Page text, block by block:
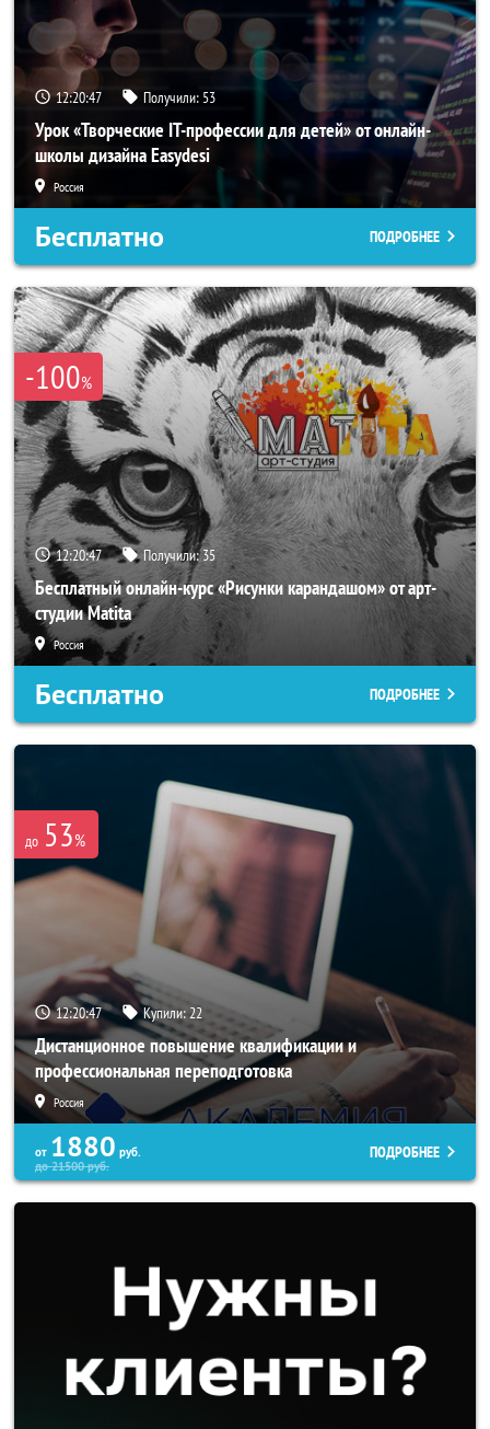
12:20:44 Получили: 53
Урок «Творческие IT-профессии для детей» от онлайн-
школы дизайна Easydesi
Россия
Бесплатно ПОДРОБНЕЕ
-100%
12:20:44 Получили:35
Бесплатный онлайн-курс «Рисунки карандашом» от арт-
студии Matita
Россия
Бесплатно ПОДРОБНЕЕ
до 53%
12:20:44 Купили:22
Дистанционное повышение квалификации и
профессиональная переподготовка
Россия
от 1880 руб.
до21500руб.
ПОДРОБНЕЕ